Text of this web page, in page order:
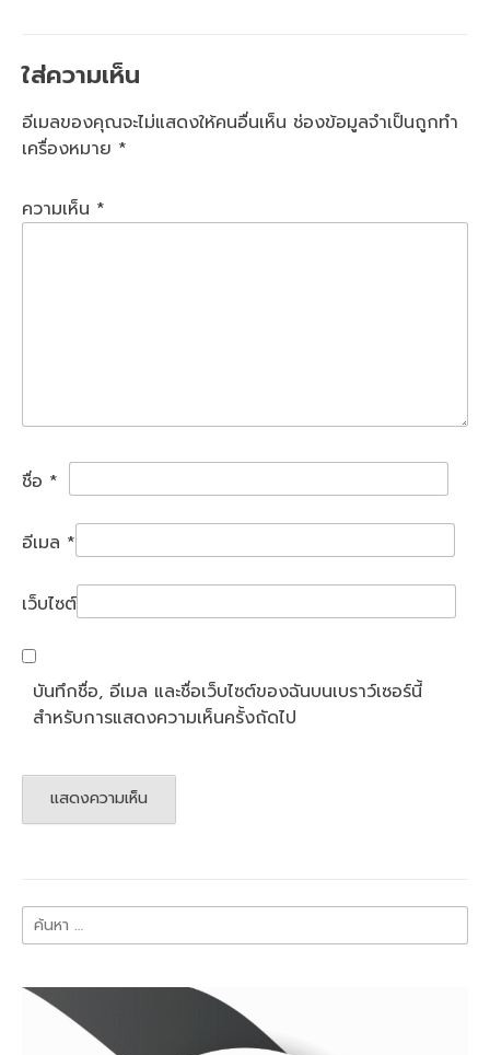
ใส่ความเห็น
อีเมลของคุณจะไม่แสดงให้คนอื่นเห็น ช่องข้อมูลจำเป็นถูกทำ
เครื่องหมาย *
ความเห็น *
ชื่อ *
อีเมล *
เว็บไซต์
บันทึกชื่อ, อีเมล และชื่อเว็บไซต์ของฉันบนเบราว์เซอร์นี้
สำหรับการแสดงความเห็นครั้งถัดไป
ค้นหา
สำหรับ: